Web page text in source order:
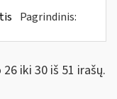
Pagrindinis:
iki 30 iš 51 irašų.